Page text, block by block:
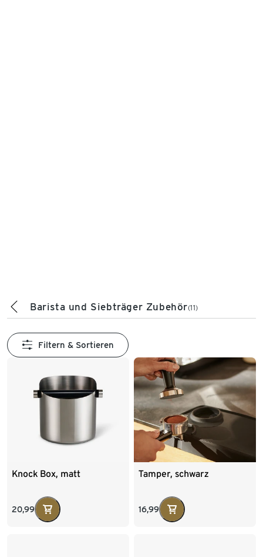
Barista und Siebträger Zubehör(11)
Filtern & Sortieren
Knock Box, matt
20,99
Tamper, schwarz
16,99